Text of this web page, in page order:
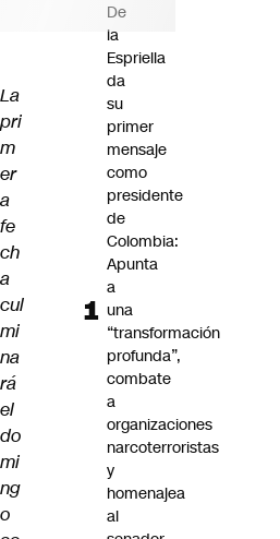
La
pri
m
er
a
fe
ch
a
cul
mi
na
rá
el
do
mi
ng
o
De
la
Espriella
da
su
primer
mensaje
como
presidente
de
Colombia:
Apunta
a
una
“transformación
profunda”,
combate
a
organizaciones
narcoterroristas
y
homenajea
al